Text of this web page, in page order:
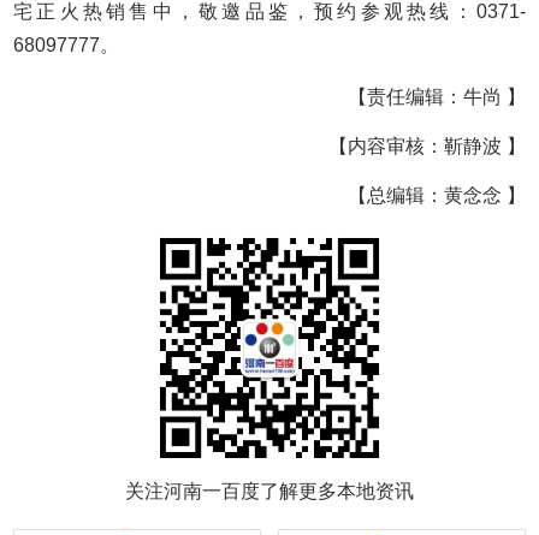
宅正火热销售中，敬邀品鉴，预约参观热线：0371-
68097777。
【责任编辑：牛尚 】
【内容审核：靳静波 】
【总编辑：黄念念 】
关注河南一百度了解更多本地资讯